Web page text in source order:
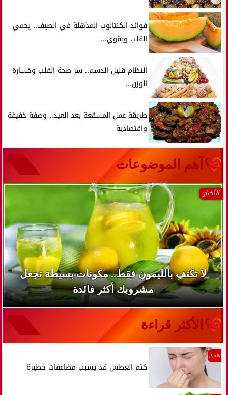
فوائد الكنتالوب المذهلة في الصيف.. يحمي
القلب ويقوي...
النظام قليل الدسم.. سر صحة القلب وخسارة
الوزن...
طريقة عمل المسقعة بعد العيد.. وصفة خفيفة
واقتصادية
آهم الموضوعات
الأخبار
لا تكتفِ بالليمون فقط.. مكونات بسيطة تجعل
مشروبك أكثر فائدة
الأكثر قراءة
الأخبار
كتم العطس قد يسبب مضاعفات خطيرة